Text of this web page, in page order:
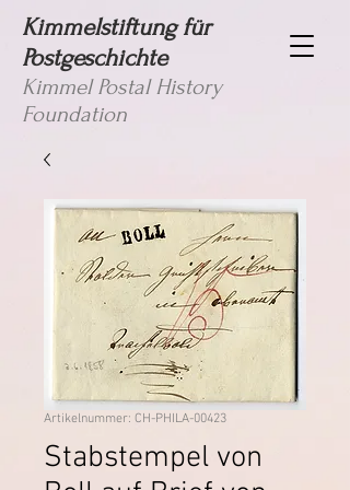
Kimmelstiftung für
Postgeschichte
Kimmel Postal History
Foundation
Artikelnummer: CH-PHILA-00423
Stabstempel von